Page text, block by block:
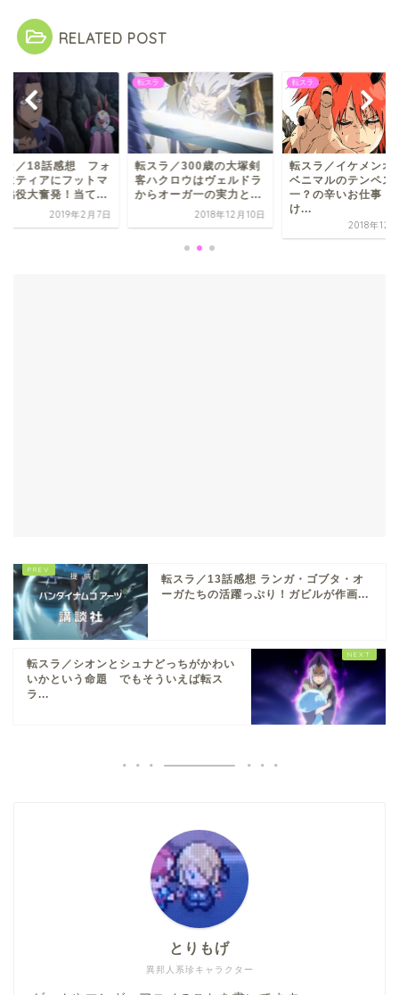
RELATED POST
ラ／300歳の大塚剣
クロウはヴェルドラ
オーガ一の実力と...
2018年12月10日
転スラ
転スラ／イケメンオーガ
ベニマルのテンペスト国
一？の辛いお仕事 だ
2018年12月12日
転スラ
転スラ／18話感想
ビオにティアにフッ
ンに脇役大奮発！当
転スラ／13話感想 ランガ・ゴブタ・オ
ーガたちの活躍っぷり！ガビルが作画...
転スラ／シオンとシュナどっちがかわい
いかという命題 でもそういえば転ス
ラ...
異邦人系珍キャラクター
とりもげ